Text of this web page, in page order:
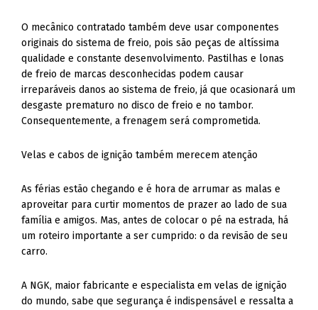
O mecânico contratado também deve usar componentes
originais do sistema de freio, pois são peças de altíssima
qualidade e constante desenvolvimento. Pastilhas e lonas
de freio de marcas desconhecidas podem causar
irreparáveis danos ao sistema de freio, já que ocasionará um
desgaste prematuro no disco de freio e no tambor.
Consequentemente, a frenagem será comprometida.
Velas e cabos de ignição também merecem atenção
As férias estão chegando e é hora de arrumar as malas e
aproveitar para curtir momentos de prazer ao lado de sua
família e amigos. Mas, antes de colocar o pé na estrada, há
um roteiro importante a ser cumprido: o da revisão de seu
carro.
A NGK, maior fabricante e especialista em velas de ignição
do mundo, sabe que segurança é indispensável e ressalta a